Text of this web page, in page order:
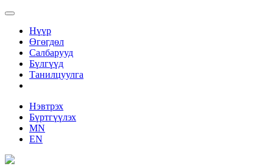
Нүүр
Өгөгдөл
Салбарууд
Бүлгүүд
Танилцуулга
Нэвтрэх
Бүртгүүлэх
MN
EN